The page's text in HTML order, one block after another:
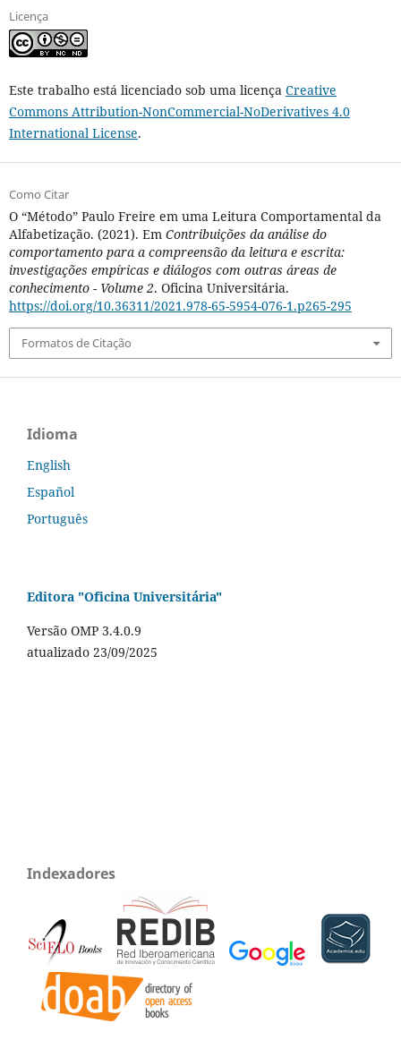
Licença
Este trabalho está licenciado sob uma licença Creative
Commons Attribution-NonCommercial-NoDerivatives 4.0
International License.
Como Citar
O “Método” Paulo Freire em uma Leitura Comportamental da
Alfabetização. (2021). Em Contribuições da análise do
comportamento para a compreensão da leitura e escrita:
investigações empíricas e diálogos com outras áreas de
conhecimento - Volume 2. Oficina Universitária.
https://doi.org/10.36311/2021.978-65-5954-076-1.p265-295
Formatos de Citação
Idioma
English
Español
Português
Editora "Oficina Universitária"
Versão OMP 3.4.0.9
atualizado 23/09/2025
Indexadores